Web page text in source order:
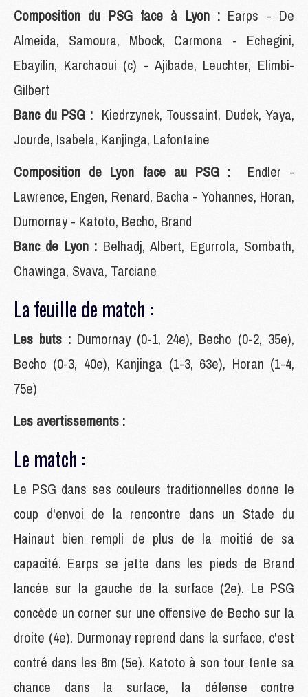
Composition du PSG face à Lyon : Earps - De
Almeida, Samoura, Mbock, Carmona - Echegini,
Ebayilin, Karchaoui (c) - Ajibade, Leuchter, Elimbi-
Gilbert
Banc du PSG : Kiedrzynek, Toussaint, Dudek, Yaya,
Jourde, Isabela, Kanjinga, Lafontaine
Composition de Lyon face au PSG : Endler -
Lawrence, Engen, Renard, Bacha - Yohannes, Horan,
Dumornay - Katoto, Becho, Brand
Banc de Lyon : Belhadj, Albert, Egurrola, Sombath,
Chawinga, Svava, Tarciane
La feuille de match :
Les buts : Dumornay (0-1, 24e), Becho (0-2, 35e),
Becho (0-3, 40e), Kanjinga (1-3, 63e), Horan (1-4,
75e)
Les avertissements :
Le match :
Le PSG dans ses couleurs traditionnelles donne le
coup d'envoi de la rencontre dans un Stade du
Hainaut bien rempli de plus de la moitié de sa
capacité. Earps se jette dans les pieds de Brand
lancée sur la gauche de la surface (2e). Le PSG
concède un corner sur une offensive de Becho sur la
droite (4e). Durmonay reprend dans la surface, c'est
contré dans les 6m (5e). Katoto à son tour tente sa
chance dans la surface, la défense contre